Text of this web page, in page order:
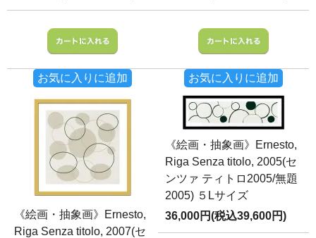
お気に入りに追加 お気に入りに追加
《絵画・抽象画》Ernesto,
Riga Senza titolo, 2007(セ
《絵画・抽象画》Ernesto,
Riga Senza titolo, 2005(セ
ンツァ ティトロ2005/無題
2005) ５Lサイズ
36,000円(税込39,600円)